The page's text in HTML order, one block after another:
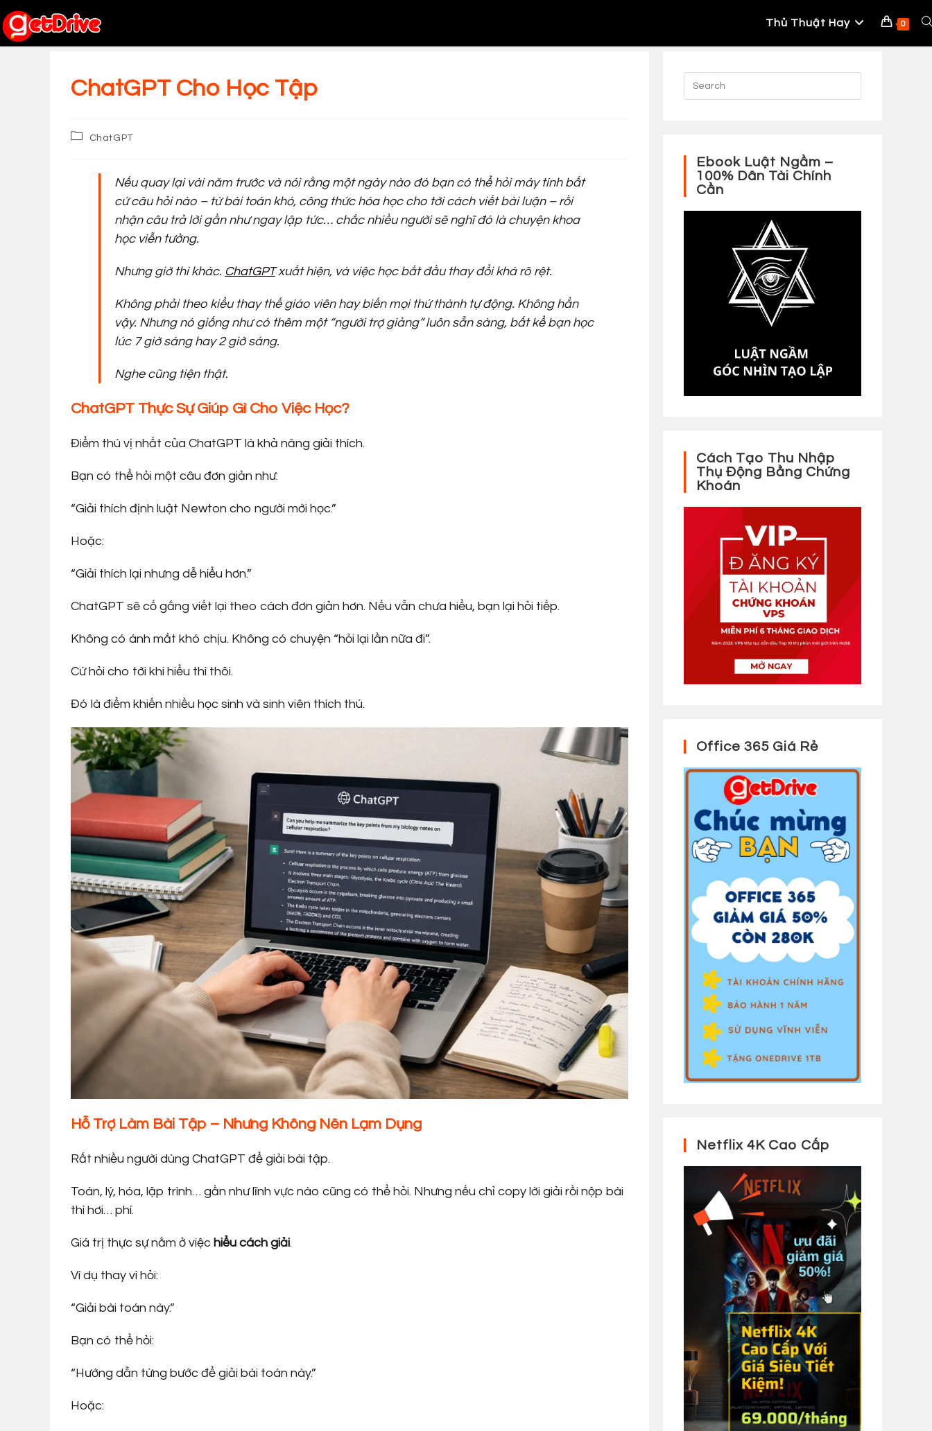
to
content
Thủ Thuật Hay 0
ChatGPT Cho Học Tập
PostChatGPT
Nếu quay lại vài năm trước và nói rằng một ngày nào đó bạn có thể hỏi máy tính bất
cứ câu hỏi nào – từ bài toán khó, công thức hóa học cho tới cách viết bài luận – rồi
nhận câu trả lời gần như ngay lập tức… chắc nhiều người sẽ nghĩ đó là chuyện khoa
học viễn tưởng.
Nhưng giờ thì khác. ChatGPTxuất hiện, và việc học bắt đầu thay đổi khá rõ rệt.
Không phải theo kiểu thay thế giáo viên hay biến mọi thứ thành tự động. Không hẳn
vậy. Nhưng nó giống như có thêm một “người trợ giảng” luôn sẵn sàng, bất kể bạn học
lúc 7 giờ sáng hay 2 giờ sáng.
Nghe cũng tiện thật.
ChatGPT Thực Sự Giúp Gì Cho Việc Học?
Điểm thú vị nhất của ChatGPT là khả năng giải thích.
Bạn có thể hỏi một câu đơn giản như:
“Giải thích định luật Newton cho người mới học.”
Hoặc:
“Giải thích lại nhưng dễ hiểu hơn.”
ChatGPT sẽ cố gắng viết lại theo cách đơn giản hơn. Nếu vẫn chưa hiểu, bạn lại hỏi tiếp.
Không có ánh mắt khó chịu. Không có chuyện “hỏi lại lần nữa đi”.
Cứ hỏi cho tới khi hiểu thì thôi.
Đó là điểm khiến nhiều học sinh và sinh viên thích thú.
Hỗ Trợ Làm Bài Tập – Nhưng Không Nên Lạm Dụng
Rất nhiều người dùng ChatGPT để giải bài tập.
Toán, lý, hóa, lập trình… gần như lĩnh vực nào cũng có thể hỏi. Nhưng nếu chỉ copy lời giải rồi nộp bài
thì hơi… phí.
Giá trị thực sự nằm ở việc hiểu cách giải.
Ví dụ thay vì hỏi:
“Giải bài toán này.”
Bạn có thể hỏi:
“Hướng dẫn từng bước để giải bài toán này.”
Hoặc:
Ebook Luật Ngầm –
100% Dân Tài Chính
Cần
Cách Tạo Thu Nhập
Thụ Động Bằng Chứng
Khoán
Office 365 Giá Rẻ
Netflix 4K Cao Cấp